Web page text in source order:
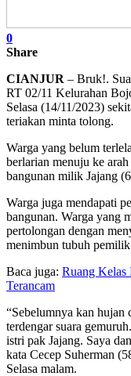
0
Share
CIANJUR – Bruk!.
RT 02/11 Kelurahan
Selasa (14/11/2023)
teriakan minta tolong.
Warga yang belum
berlarian menuju ke
bangunan milik Jajang
Warga juga mendapati
bangunan. Warga yang
pertolongan dengan
menimbun tubuh
Baca juga: Ruang Kelas
Terancam
“Sebelumnya kan hujan
terdengar suara
istri pak Jajang. Saya
kata Cecep Suherman
Selasa malam.